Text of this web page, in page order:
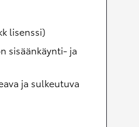
lisenssi)
sisäänkäynti- ja
ja sulkeutuva